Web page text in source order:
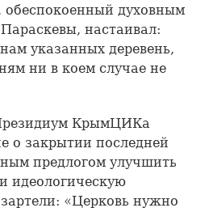
духовным
настаивал:
указанных деревень,
ни в коем случае не
КрымЦИКа
о закрытии последней
предлогом улучшить
идеологическую
«Церковь нужно